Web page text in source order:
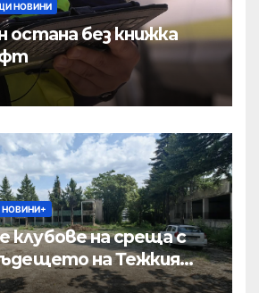
НОВИНИ
остана без книжка
НОВИНИ+
клубове на среща с
на Тежкия